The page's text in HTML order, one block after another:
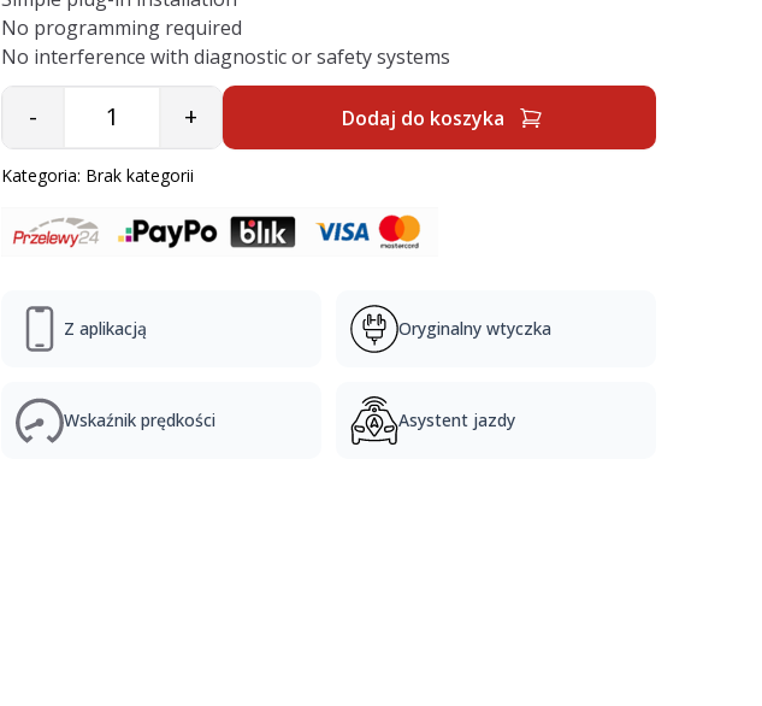
No programming required
No interference with diagnostic or safety systems
Quantity
- + Dodaj do koszyka
Kategoria: Brak kategorii
Z aplikacją Oryginalny wtyczka
Wskaźnik prędkości Asystent jazdy